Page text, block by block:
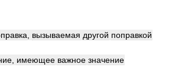
вызываемая другой поправкой
имеющее важное значение